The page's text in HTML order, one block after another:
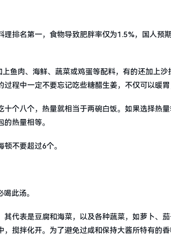
理排名第一，食物导致肥胖率仅为1.5%，国人预
鱼肉、海鲜、蔬菜或鸡蛋等配料，有的还加上
程中一定不要忘记吃些糖醋生姜，不仅可以暖胃
个八个，热量就相当于两碗白饭。如果选择热
热量相等。
不要超过6个。
此汤。
代表是豆腐和海菜，以及各种蔬菜，如萝卜、
搅拌化开。为了避免过咸和保持大酱所特有的